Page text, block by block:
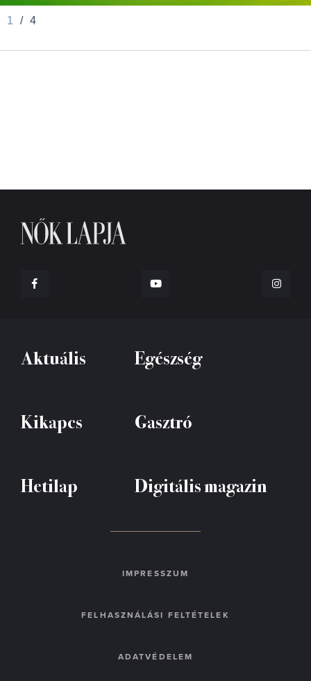
1 / 4
Aktuális Egészség
Kikapcs Gasztró
Hetilap Digitális magazin
IMPRESSZUM
FELHASZNÁLÁSI FELTÉTELEK
ADATVÉDELEM